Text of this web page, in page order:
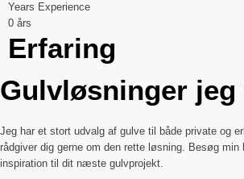
Years Experience
0 års
Erfaring
Gulvløsninger
Jeg har et stort udvalg af gulve til både private og
rådgiver dig gerne om den rette løsning. Besøg
inspiration til dit næste gulvprojekt.